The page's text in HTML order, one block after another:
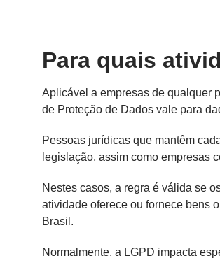
Para quais
Aplicável a empresas de qualquer
de Proteção de Dados vale para
Pessoas jurídicas que mantêm
legislação, assim como empresas
Nestes casos, a regra é válida se
atividade oferece ou fornece bens
Brasil.
Normalmente, a LGPD impacta